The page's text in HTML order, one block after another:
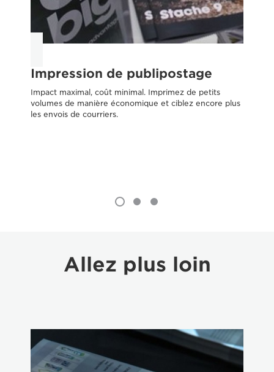
Impression de publipostage
Impact maximal, coût minimal. Imprimez de petits
volumes de manière économique et ciblez encore plus
les envois de courriers.
Allez plus loin